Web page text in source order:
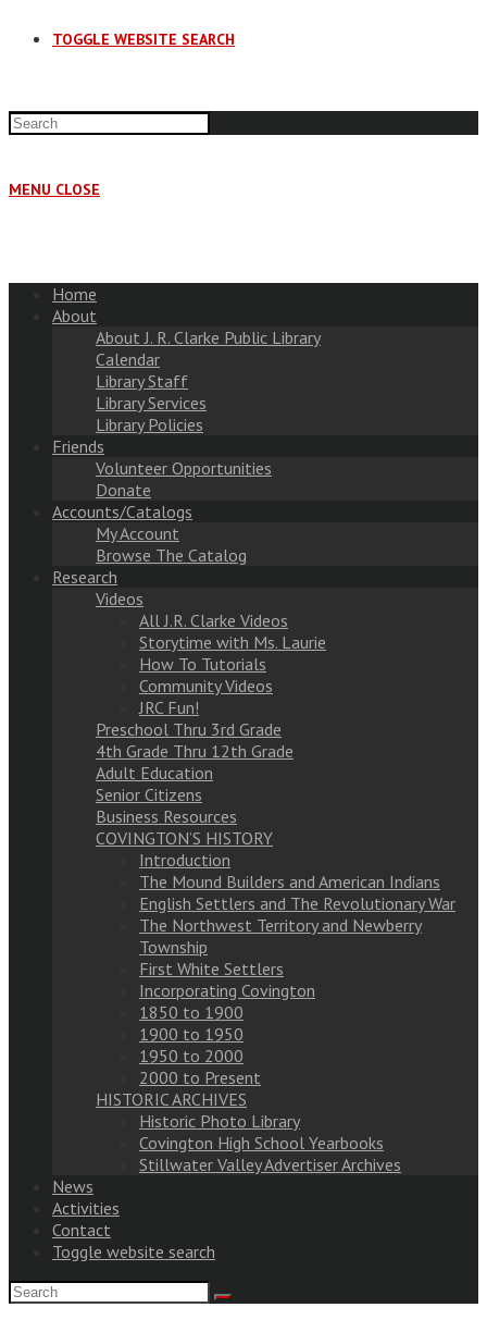
TOGGLE WEBSITE SEARCH
MENU CLOSE
Home
About
About J. R. Clarke Public Library
Calendar
Library Staff
Library Services
Library Policies
Friends
Volunteer Opportunities
Donate
Accounts/Catalogs
My Account
Browse The Catalog
Research
Videos
All J.R. Clarke Videos
Storytime with Ms. Laurie
How To Tutorials
Community Videos
JRC Fun!
Preschool Thru 3rd Grade
4th Grade Thru 12th Grade
Adult Education
Senior Citizens
Business Resources
COVINGTON’S HISTORY
Introduction
The Mound Builders and American Indians
English Settlers and The Revolutionary War
The Northwest Territory and Newberry
Township
First White Settlers
Incorporating Covington
1850 to 1900
1900 to 1950
1950 to 2000
2000 to Present
HISTORIC ARCHIVES
Historic Photo Library
Covington High School Yearbooks
Stillwater Valley Advertiser Archives
News
Activities
Contact
Toggle website search